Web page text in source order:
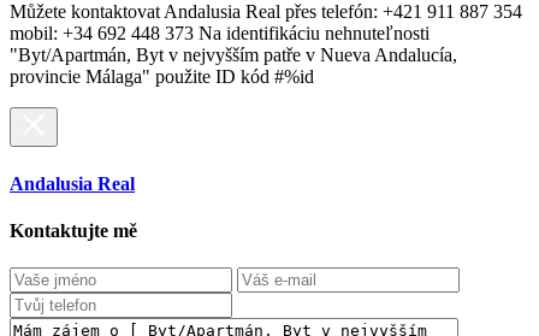
Můžete kontaktovat Andalusia Real přes telefón: +421 911 887 354
mobil: +34 692 448 373 Na identifikáciu nehnuteľnosti
"Byt/Apartmán, Byt v nejvyšším patře v Nueva Andalucía,
provincie Málaga" použite ID kód #%id
Andalusia Real
Kontaktujte mě